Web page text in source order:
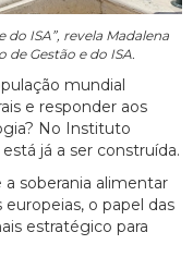
ISA”, revela Madalena
Gestão e do ISA.
mundial
e responder aos
No Instituto
já a ser construída.
soberania alimentar
o papel das
estratégico para